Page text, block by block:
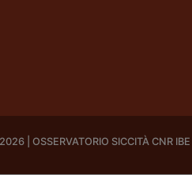
| OSSERVATORIO SICCITÀ CNR IBE